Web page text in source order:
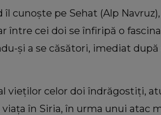
cunoște pe Sehat (Alp Navruz),
între cei doi se înfiripă o
și a se căsători, imediat
vieților celor doi îndrăgostiți,
în Siria, în urma unui atac